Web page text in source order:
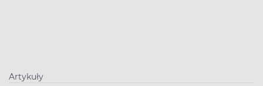
Artykuły